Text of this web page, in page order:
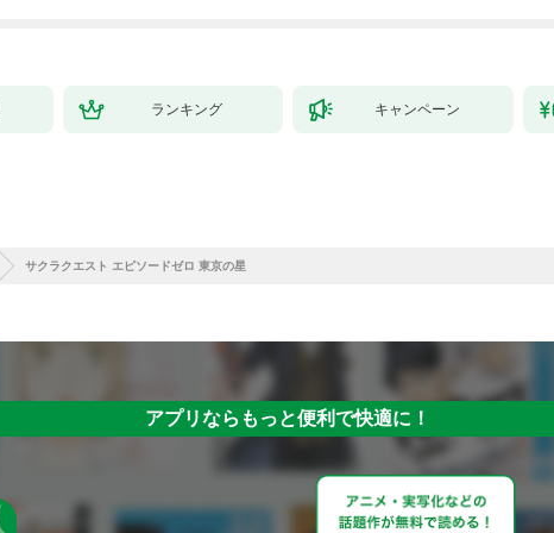
ランキング キャンペーン
サクラクエスト エピソードゼロ 東京の星
アプリならもっと便利で快適に！